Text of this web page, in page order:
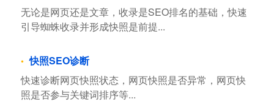
无论是网页还是文章，收录是SEO排名的基础，快速
引导蜘蛛收录并形成快照是前提...
快照SEO诊断
快速诊断网页快照状态，网页快照是否异常，网页快
照是否参与关键词排序等...